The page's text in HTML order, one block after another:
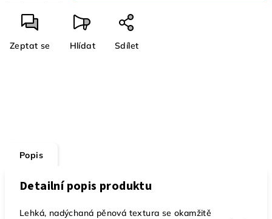
Zeptat se Hlídat Sdílet
Popis
Detailní popis produktu
Lehká, nadýchaná pěnová textura se okamžitě